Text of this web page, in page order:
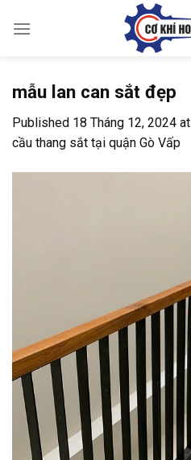
mẫu lan can sắt đẹp
Published 18 Tháng 12, 2024 at
cầu thang sắt tại quận Gò Vấp